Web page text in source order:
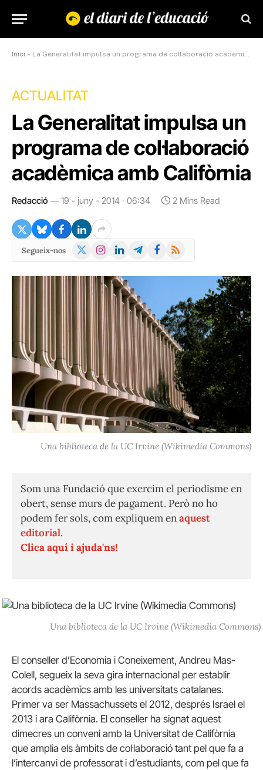
Inici » La Generalitat impulsa un programa de col·laboració acadèmica amb Califòrnia
ACTUALITAT
La Generalitat impulsa un
programa de col·laboració
acadèmica amb Califòrnia
Redacció 19 - juny - 2014 · 06:34 2 Mins Read
Segueix-nos
X
Instagram
LinkedInTelegramFacebook
RSS
Una biblioteca de la UC Irvine (Wikimedia Commons)
Som una Fundació que exercim el periodisme en
obert, sense murs de pagament. Però no ho
podem fer sols, com expliquem enaquest
editorial.
Clica aquí i ajuda'ns!
Una biblioteca de la UC Irvine (Wikimedia Commons)
El conseller d’Economia i Coneixement, Andreu Mas-
Colell, segueix la seva gira internacional per establir
acords acadèmics amb les universitats catalanes.
Primer va ser Massachussets el 2012, després Israel el
2013 i ara Califòrnia. El conseller ha signat aquest
dimecres un conveni amb la Universitat de Califòrnia
que amplia els àmbits de col·laboració tant pel que fa a
l’intercanvi de professorat i d’estudiants, com pel que fa